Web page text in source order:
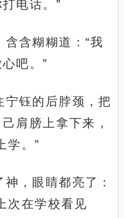
电话。”
含糊糊道：“我
吧。”
宁钰的后脖颈，把
肩膀上拿下来，
学。”
，眼睛都亮了：
次在学校看见